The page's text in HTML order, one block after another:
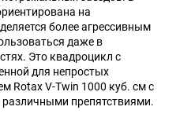
на
более агрессивным
даже в
Это квадроцикл с
для непростых
Rotax V-Twin 1000 куб. см с
различными препятствиями.